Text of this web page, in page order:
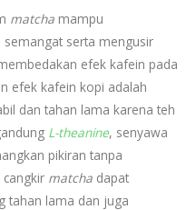
matcha mampu
serta mengusir
efek kafein pada
efek kafein kopi adalah
dan tahan lama karena teh
L-theanine, senyawa
pikiran tanpa
matcha dapat
tahan lama dan juga